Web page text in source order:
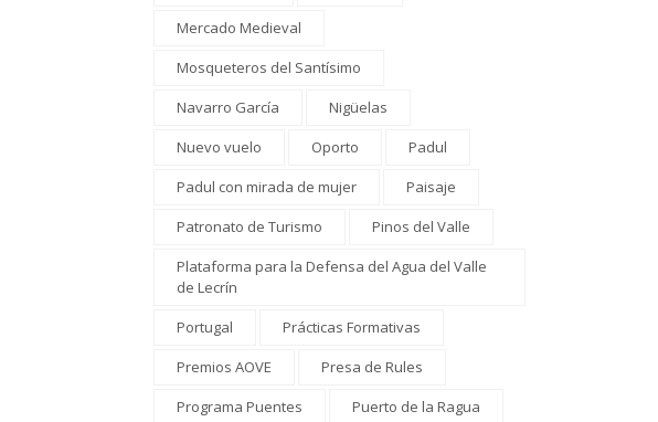
Mercado Medieval
Mosqueteros del Santísimo
Navarro García
Nigüelas
Nuevo vuelo
Oporto
Padul
Padul con mirada de mujer
Paisaje
Patronato de Turismo
Pinos del Valle
Plataforma para la Defensa del Agua del Valle
de Lecrín
Portugal
Prácticas Formativas
Premios AOVE
Presa de Rules
Programa Puentes
Puerto de la Ragua